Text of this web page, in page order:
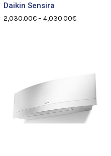
Daikin Sensira
2,030.00€– 4,030.00€